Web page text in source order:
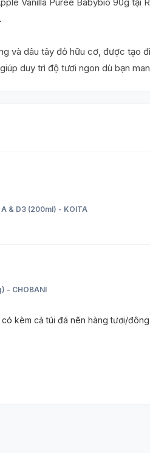
và dâu tây đỏ hữu cơ, được tạo
duy trì độ tươi ngon dù bạn
& D3 (200ml) - KOITA
- CHOBANI
kèm cả túi đá nên hàng tươi/